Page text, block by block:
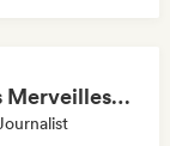
LMCB - Les Merveilles du Congo 🇨🇬